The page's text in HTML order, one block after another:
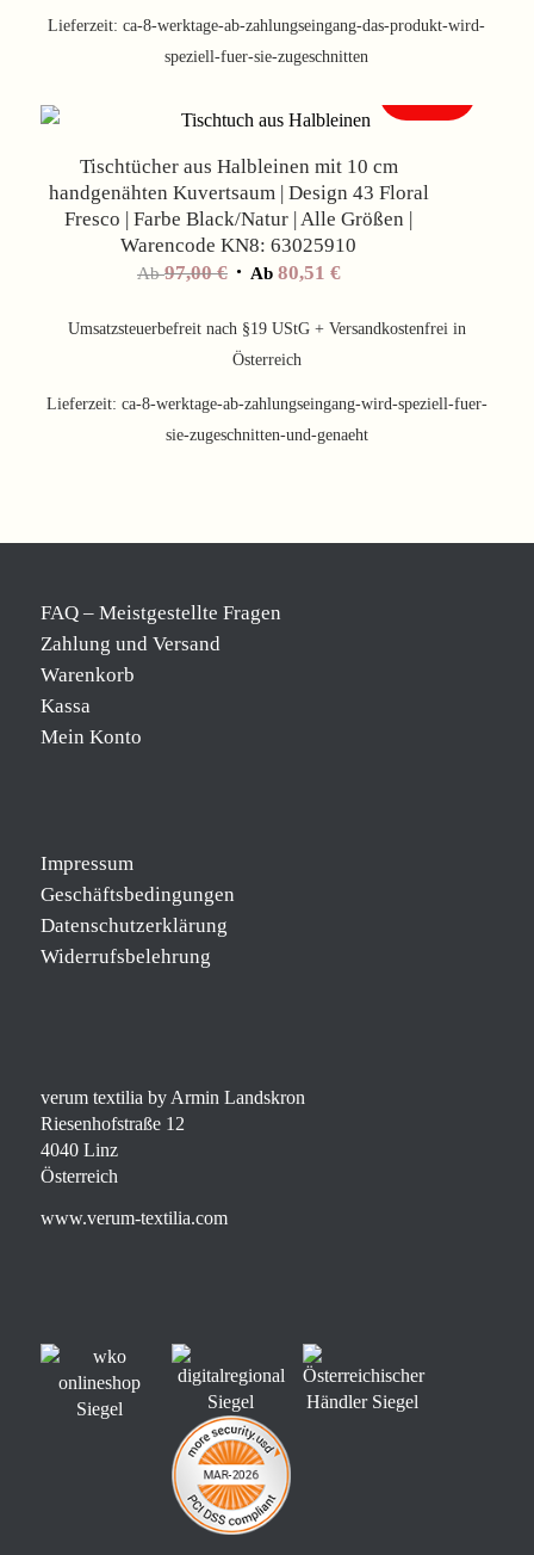
Lieferzeit:ca-8-werktage-ab-zahlungseingang-das-produkt-wird-
speziell-fuer-sie-zugeschnitten
Tischtücher aus Halbleinen mit 10 cm
handgenähten Kuvertsaum | Design 43 Floral
Fresco | Farbe Black/Natur | Alle Größen |
Warencode KN8: 63025910
Ab97,00€ Ab 80,51 €
Umsatzsteuerbefreit nach §19 UStG + Versandkostenfrei in
Österreich
Lieferzeit: ca-8-werktage-ab-zahlungseingang-wird-speziell-fuer-
sie-zugeschnitten-und-genaeht
FAQ – Meistgestellte Fragen
Zahlung und Versand
Warenkorb
Kassa
Mein Konto
Impressum
Geschäftsbedingungen
Datenschutzerklärung
Widerrufsbelehrung
verum textilia by Armin Landskron
Riesenhofstraße 12
4040 Linz
Österreich
www.verum-textilia.com